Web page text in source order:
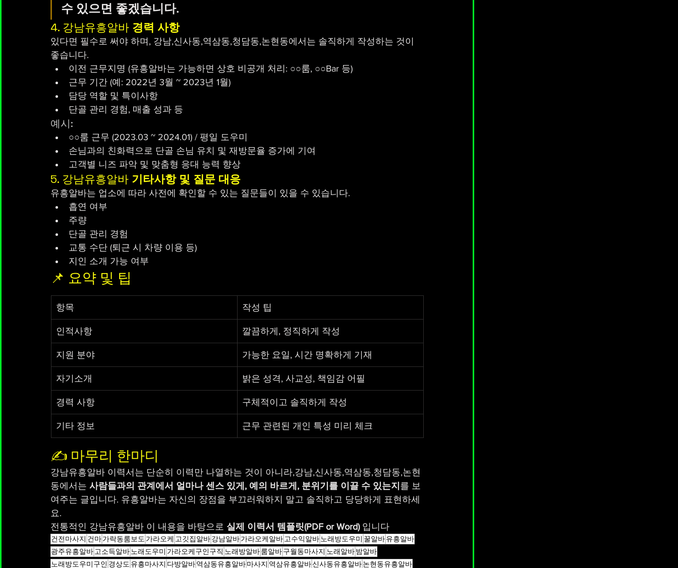
수 있으면 좋겠습니다.
4. 강남유흥알바 경력 사항
있다면 필수로 써야 하며, 강남,신사동,역삼동,청담동,논현동에서는 솔직하게 작성하는 것이
좋습니다.
이전 근무지명 (유흥알바는 가능하면 상호 비공개 처리: ○○룸, ○○Bar 등)
근무 기간 (예: 2022년 3월 ~ 2023년 1월)
담당 역할 및 특이사항
단골 관리 경험, 매출 성과 등
예시:
○○룸 근무 (2023.03 ~ 2024.01) / 평일 도우미
손님과의 친화력으로 단골 손님 유치 및 재방문율 증가에 기여
고객별 니즈 파악 및 맞춤형 응대 능력 향상
5. 강남유흥알바 기타사항 및 질문 대응
유흥알바는 업소에 따라 사전에 확인할 수 있는 질문들이 있을 수 있습니다.
흡연 여부
주량
단골 관리 경험
교통 수단 (퇴근 시 차량 이용 등)
지인 소개 가능 여부
📌 요약 및 팁
항목 작성 팁
인적사항 깔끔하게, 정직하게 작성
지원 분야 가능한 요일, 시간 명확하게 기재
자기소개 밝은 성격, 사교성, 책임감 어필
경력 사항 구체적이고 솔직하게 작성
기타 정보 근무 관련된 개인 특성 미리 체크
✍️ 마무리 한마디
강남유흥알바 이력서는 단순히 이력만 나열하는 것이 아니라,강남,신사동,역삼동,청담동,논현
동에서는 사람들과의 관계에서 얼마나 센스 있게, 예의 바르게, 분위기를 이끌 수 있는지 를 보
여주는 글입니다. 유흥알바는 자신의 장점을 부끄러워하지 말고 솔직하고 당당하게 표현하세
요.
전통적인 강남유흥알바 이 내용을 바탕으로 실제 이력서 템플릿(PDF or Word) 입니다
건전마사지 건마가락동룸보도 가라오케 고깃집알바강남알바가라오케알바 고수익알바 노래방도우미 꿀알바유흥알바
광주유흥알바 고소득알바 노래도우미 가라오케구인구직 노래방알바룸알바구월동마사지 노래알바밤알바
노래방도우미구인 경상도 유흥마사지 다방알바역삼동유흥알바마사지 역삼유흥알바신사동유흥알바논현동유흥알바